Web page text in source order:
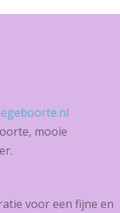
mooie
voor een fijne en